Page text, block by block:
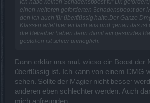
Ich habe keinen Schadensboost für Dk
einen weiteren geforderten Schadensboost der
den ich auch für überflüssig halte.Der Ganze
Klassen artet hier einfach aus und genau das ist
die Betreiber haben denn damit ein gesundes
gestalten ist schier unmöglich.
Dann erklär uns mal, wieso ein Boost der
überflüssig ist. Ich kann von einem DMG
sehen. Sollte der Magier nicht besser
anderen eben schlechter werden. Auch
mich anfreunden.